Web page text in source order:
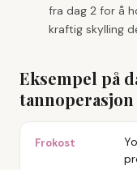
fra dag 2 for å
kraftig skylling
Eksempel på
tannoperasjon
Frokost